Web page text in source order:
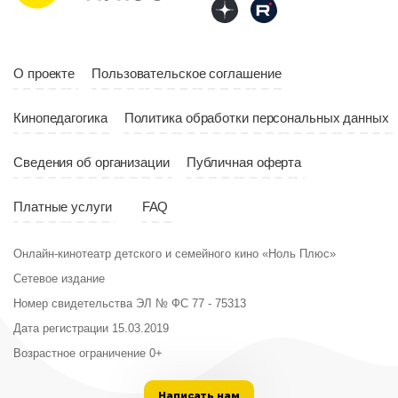
2023
О проекте Пользовательское соглашение
Кинопедагогика Политика обработки персональных данных
Сведения об организации Публичная оферта
Платные услуги FAQ
Онлайн-кинотеатр детского и семейного кино «Ноль Плюс»
Сетевое издание
Номер свидетельства ЭЛ № ФС 77 - 75313
Дата регистрации 15.03.2019
Возрастное ограничение 0+